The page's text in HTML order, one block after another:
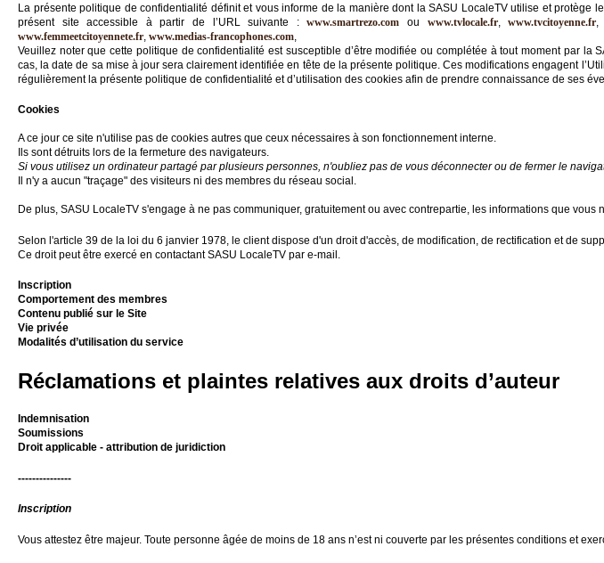
Médias
du
groupe
Prémium
Inscription
annuaire
pro
éditeur
La présente politique de confidentialité définit et vous informe de la manière dont la SASU LocaleTV utilise et protège
présent site accessible à partir de l’URL suivante :www.smartrezo.com ou www.tvlocale.fr,www.tvcitoyenne.fr,
www.femmeetcitoyennete.fr, www.medias-francophones.com,
Veuillez noter que cette politique de confidentialité est susceptible d’être modifiée ou complétée à tout moment par la
cas, la date de sa mise à jour sera clairement identifiée en tête de la présente politique. Ces modifications engagent
régulièrement la présente politique de confidentialité et d’utilisation des cookies afin de prendre connaissance de ses
Cookies
A ce jour ce site n'utilise pas de cookies autres que ceux nécessaires à son fonctionnement interne.
Ils sont détruits lors de la fermeture des navigateurs.
Si vous utilisez un ordinateur partagé par plusieurs personnes, n'oubliez pas de vous déconnecter ou de fermer le
Il n'y a aucun "traçage" des visiteurs ni des membres du réseau social.
De plus, SASU LocaleTV s'engage à ne pas communiquer, gratuitement ou avec contrepartie, les informations que vous
Selon l'article 39 de la loi du 6 janvier 1978, le client dispose d'un droit d'accès, de modification, de rectification et de
Ce droit peut être exercé en contactant SASU LocaleTV par e-mail.
Inscription
Comportement des membres
Contenu publié sur le Site
Vie privée
Modalités d’utilisation du service
Réclamations et plaintes relatives aux droits d’auteur
Indemnisation
Soumissions
Droit applicable - attribution de juridiction
---------------
Inscription
Vous attestez être majeur. Toute personne âgée de moins de 18 ans n’est ni couverte par les présentes conditions et